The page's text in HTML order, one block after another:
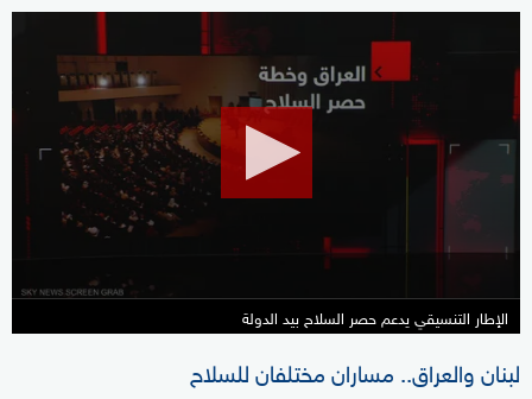
seconds
10
minutes,
الإطار التنسيقي يدعم حصر السلاح بيد الدولة
لبنان والعراق.. مساران مختلفان للسلاح